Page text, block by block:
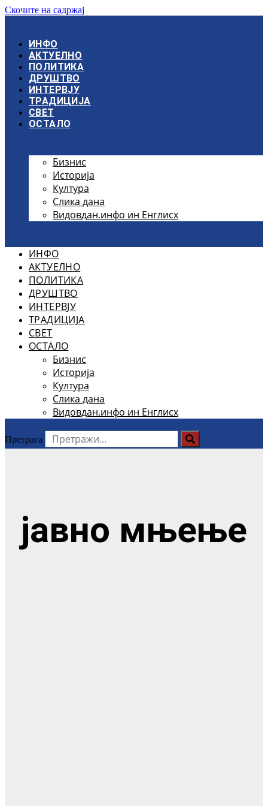
Скочите на садржај
ИНФО
АКТУЕЛНО
ПОЛИТИКА
ДРУШТВО
ИНТЕРВЈУ
ТРАДИЦИЈА
СВЕТ
ОСТАЛО
Бизнис
Историја
Култура
Слика дана
Видовдан.инфо ин Енглисх
ИНФО
АКТУЕЛНО
ПОЛИТИКА
ДРУШТВО
ИНТЕРВЈУ
ТРАДИЦИЈА
СВЕТ
ОСТАЛО
Бизнис
Историја
Култура
Слика дана
Видовдан.инфо ин Енглисх
Претрага
јавно мњење